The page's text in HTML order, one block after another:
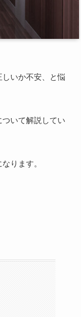
いか不安、と悩
いて解説してい
ります。